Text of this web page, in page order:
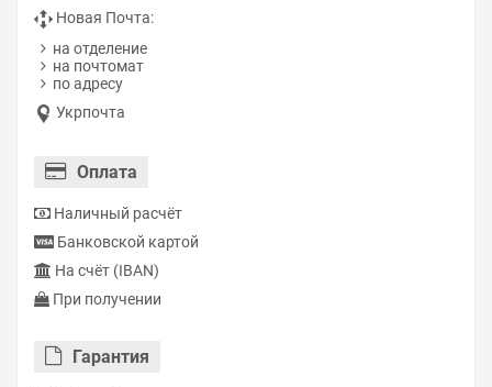
Новая Почта:
на отделение
на почтомат
по адресу
Укрпочта
Оплата
Наличный расчёт
Банковской картой
На счёт (IBAN)
При получении
Гарантия